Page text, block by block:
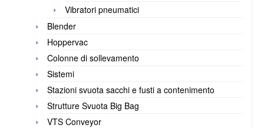
Vibratori pneumatici
Blender
Hoppervac
Colonne di sollevamento
Sistemi
Stazioni svuota sacchi e fusti a contenimento
Strutture Svuota Big Bag
VTS Conveyor